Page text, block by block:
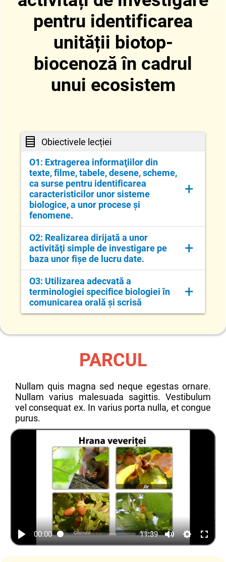
pentru identificarea
unității biotop-
biocenoză în cadrul
unui ecosistem
Obiectivele lecției
O1: Extragerea informaţiilor din
texte, filme, tabele, desene, scheme,
ca surse pentru identificarea
caracteristicilor unor sisteme
biologice, a unor procese şi
fenomene.
+
O2: Realizarea dirijată a unor
activităţi simple de investigare pe
baza unor fişe de lucru date.
+
O3: Utilizarea adecvată a
terminologiei specifice biologiei în
comunicarea orală și scrisă
+
PARCUL
Nullam quis magna sed neque egestas ornare.
Nullam varius malesuada sagittis. Vestibulum
vel consequat ex. In varius porta nulla, et congue
purus.
00:00 11:39